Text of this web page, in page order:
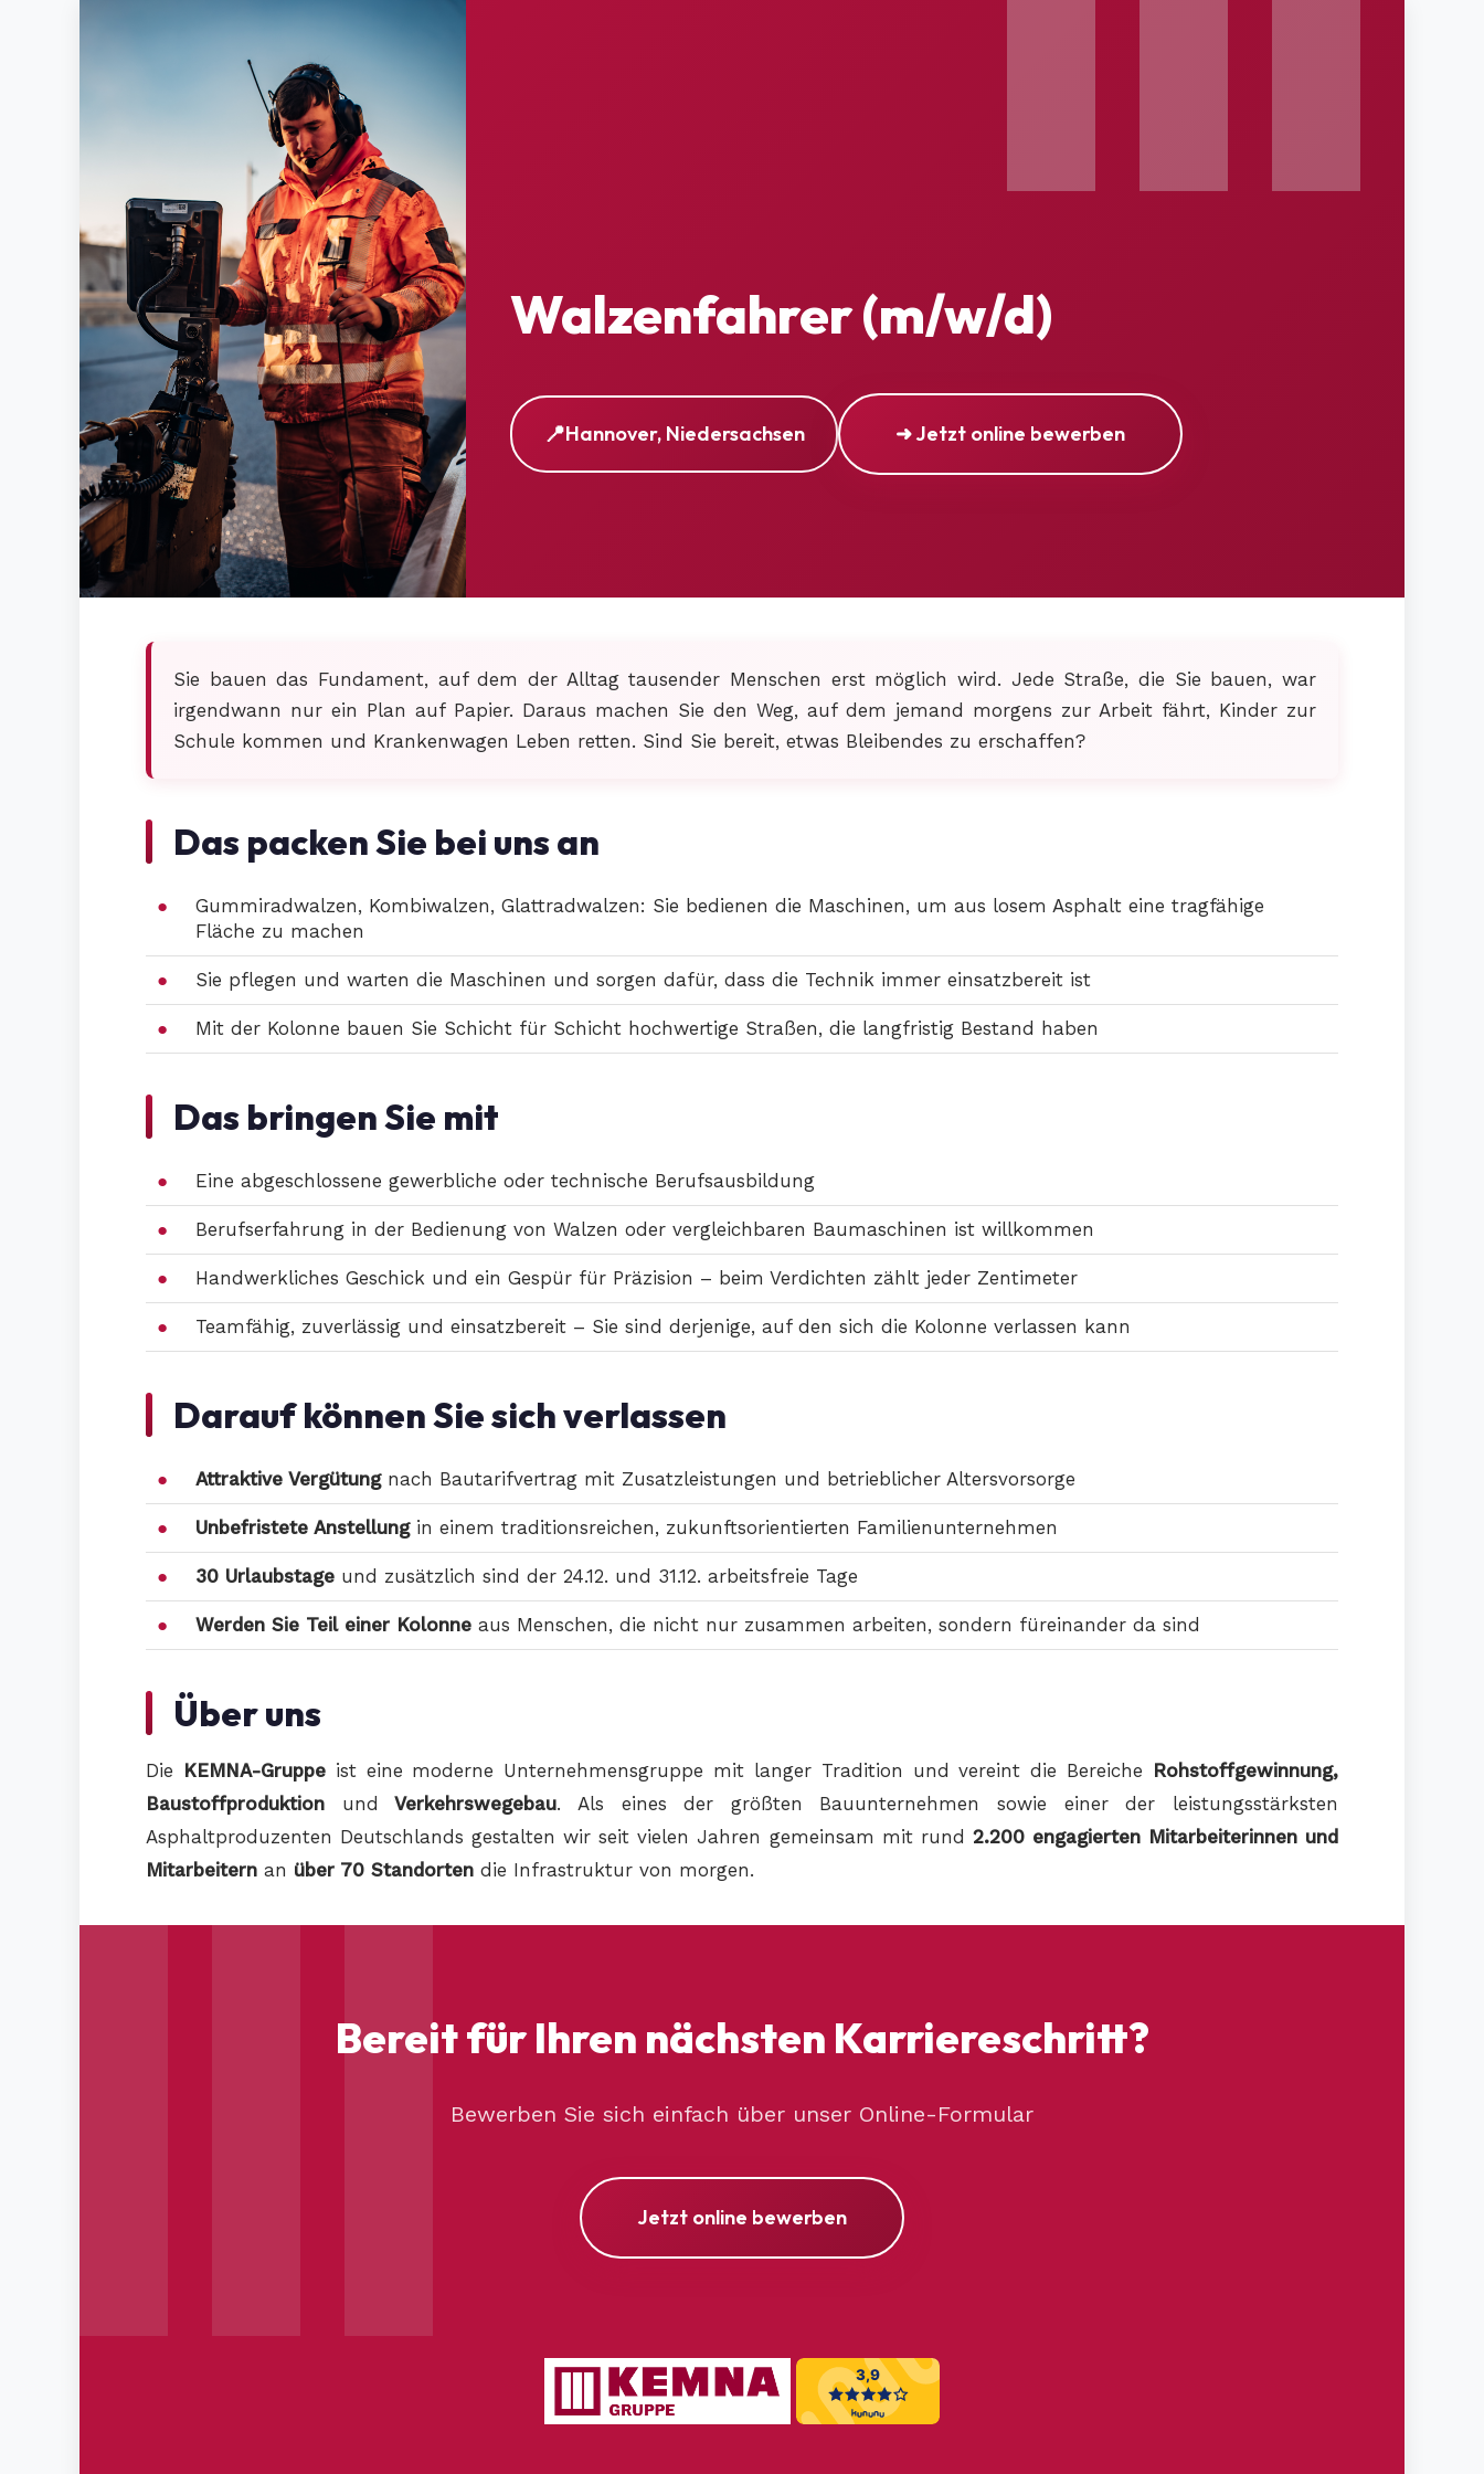
Walzenfahrer (m/w/d)
Hannover, Niedersachsen ➜ Jetzt online bewerben
Sie bauen das Fundament, auf dem der Alltag tausender Menschen erst möglich wird. Jede Straße, die Sie bauen, war
irgendwann nur ein Plan auf Papier. Daraus machen Sie den Weg, auf dem jemand morgens zur Arbeit fährt, Kinder zur
Schule kommen und Krankenwagen Leben retten. Sind Sie bereit, etwas Bleibendes zu erschaffen?
Das packen Sie bei uns an
Gummiradwalzen, Kombiwalzen, Glattradwalzen: Sie bedienen die Maschinen, um aus losem Asphalt eine tragfähige
Fläche zu machen
Sie pflegen und warten die Maschinen und sorgen dafür, dass die Technik immer einsatzbereit ist
Mit der Kolonne bauen Sie Schicht für Schicht hochwertige Straßen, die langfristig Bestand haben
Das bringen Sie mit
Eine abgeschlossene gewerbliche oder technische Berufsausbildung
Berufserfahrung in der Bedienung von Walzen oder vergleichbaren Baumaschinen ist willkommen
Handwerkliches Geschick und ein Gespür für Präzision – beim Verdichten zählt jeder Zentimeter
Teamfähig, zuverlässig und einsatzbereit – Sie sind derjenige, auf den sich die Kolonne verlassen kann
Darauf können Sie sich verlassen
Attraktive Vergütungnach Bautarifvertrag mit Zusatzleistungen und betrieblicher Altersvorsorge
Unbefristete Anstellungin einem traditionsreichen, zukunftsorientierten Familienunternehmen
30 Urlaubstage und zusätzlich sind der 24.12. und 31.12. arbeitsfreie Tage
Werden Sie Teil einer Kolonne aus Menschen, die nicht nur zusammen arbeiten, sondern füreinander da sind
Über uns
Die KEMNA-Gruppeist eine moderne Unternehmensgruppe mit langer Tradition und vereint die Bereiche Rohstoffgewinnung,
Baustoffproduktion und Verkehrswegebau. Als eines der größten Bauunternehmen sowie einer der leistungsstärksten
Asphaltproduzenten Deutschlands gestalten wir seit vielen Jahren gemeinsam mit rund 2.200 engagierten Mitarbeiterinnen und
Mitarbeitern an über 70 Standorten die Infrastruktur von morgen.
Bereit für Ihren nächsten Karriereschritt?
Bewerben Sie sich einfach über unser Online-Formular
Jetzt online bewerben